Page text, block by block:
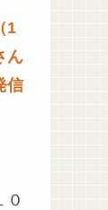
1
ん
信
０